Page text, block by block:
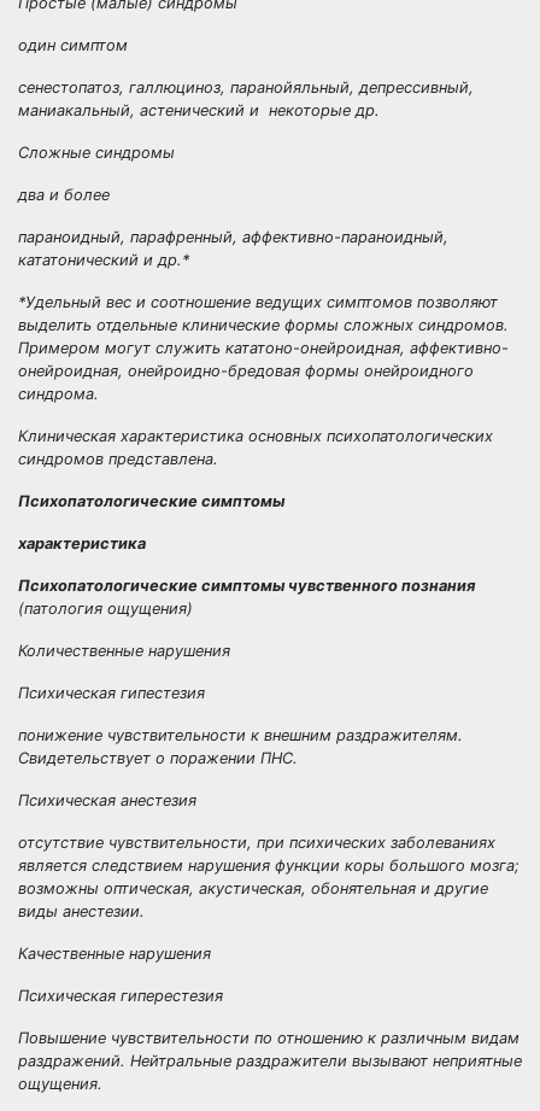
один симптом
сенестопатоз, галлюциноз, паранойяльный, депрессивный,
маниакальный, астенический и некоторые др.
Сложные синдромы
два и более
параноидный, парафренный, аффективно-параноидный,
кататонический и др.*
*Удельный вес и соотношение ведущих симптомов позволяют
выделить отдельные клинические формы сложных синдромов.
Примером могут служить кататоно-онейроидная, аффективно-
онейроидная, онейроидно-бредовая формы онейроидного
синдрома.
Клиническая характеристика основных психопатологических
синдромов представлена.
Психопатологические симптомы
характеристика
Психопатологические симптомы чувственного познания
(патология ощущения)
Количественные нарушения
Психическая гипестезия
понижение чувствительности к внешним раздражителям.
Свидетельствует о поражении ПНС.
Психическая анестезия
отсутствие чувствительности, при психических заболеваниях
является следствием нарушения функции коры большого мозга;
возможны оптическая, акустическая, обонятельная и другие
виды анестезии.
Качественные нарушения
Психическая гиперестезия
Повышение чувствительности по отношению к различным видам
раздражений. Нейтральные раздражители вызывают неприятные
ощущения.